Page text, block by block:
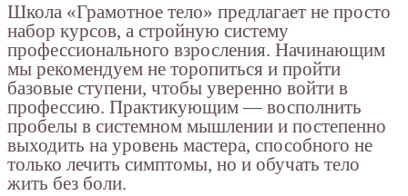
Школа «Грамотное тело» предлагает не просто
набор курсов, а стройную систему
профессионального взросления. Начинающим
мы рекомендуем не торопиться и пройти
базовые ступени, чтобы уверенно войти в
профессию. Практикующим — восполнить
пробелы в системном мышлении и постепенно
выходить на уровень мастера, способного не
только лечить симптомы, но и обучать тело
жить без боли.